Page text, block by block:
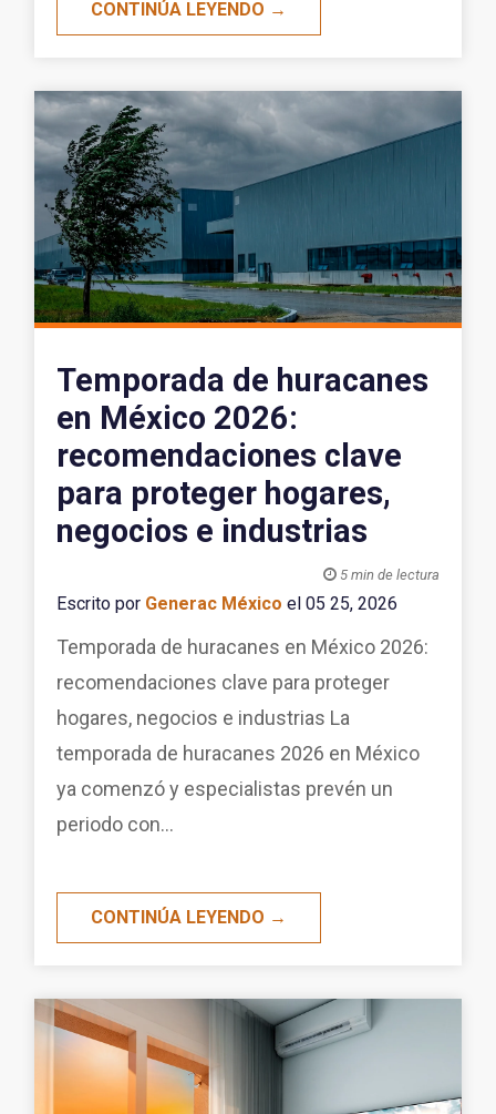
CONTINÚA LEYENDO →
Temporada de huracanes
en México 2026:
recomendaciones clave
para proteger hogares,
negocios e industrias
 5 min de lectura
Escrito por Generac México el 05 25, 2026
Temporada de huracanes en México 2026:
recomendaciones clave para proteger
hogares, negocios e industrias La
temporada de huracanes 2026 en México
ya comenzó y especialistas prevén un
periodo con...
CONTINÚA LEYENDO →